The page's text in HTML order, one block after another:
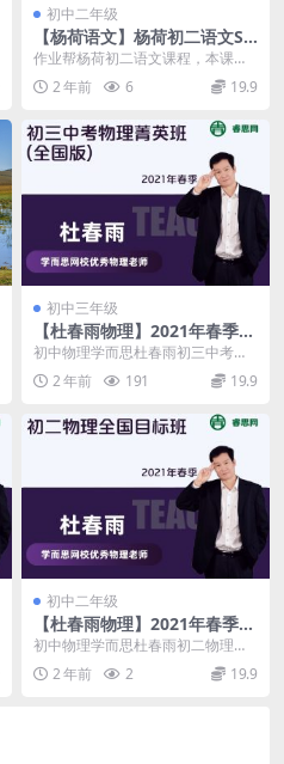
初中二年级
【杨荷语文】杨荷初二语文S
班-2023暑假
作业帮杨荷初二语文课程，本课程
共5.37GB，VIP会员可通过百度网
盘转存下载。...
2 年前 6 19.9
初中三年级
【杜春雨物理】2021年春季初
三中考物理菁英班(全国版)
初中物理学而思杜春雨初三中考物
理课程，本课程共9.62G，VIP会员
可通过百度网...
2 年前 191 19.9
初中二年级
【杜春雨物理】2021年春季课
程初二物理全国目标班
初中物理学而思杜春雨初二物理课
程，本课程共8.32G，VIP会员可通
过百度网盘转...
2 年前 2 19.9